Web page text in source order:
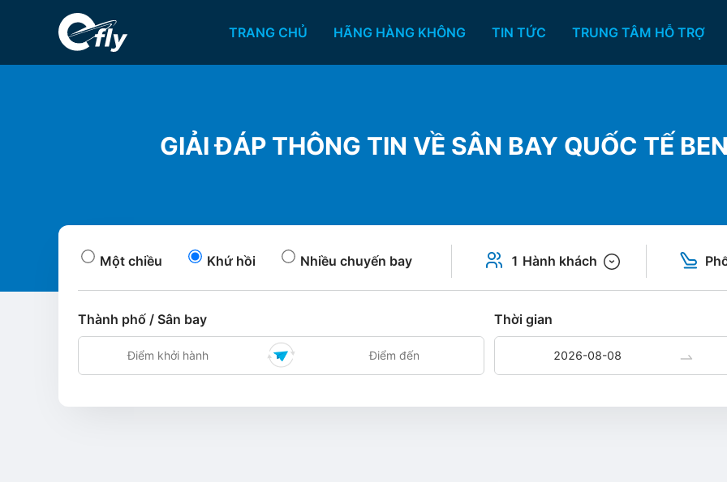
TRANG CHỦ HÃNG HÀNG KHÔNG TIN TỨC TRUNG TÂM HỖ TRỢ
GIẢI ĐÁP THÔNG TIN VỀ SÂN BAY QUỐC TẾ
Một chiều Khứ hồi Nhiều chuyến bay 1 Hành khách
Thành phố / Sân bay Thời gian